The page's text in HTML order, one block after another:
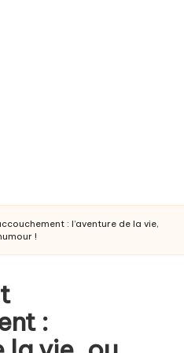
: l’aventure de la vie,
!
: